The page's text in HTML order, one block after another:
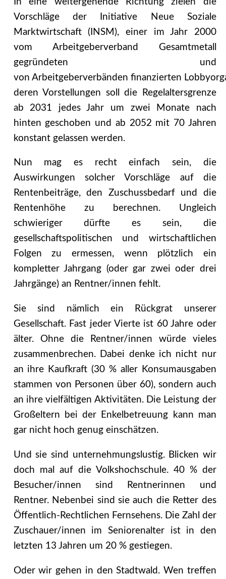
Vorschläge der Initiative Neue Soziale
Marktwirtschaft (INSM), einer im Jahr 2000
vom Arbeitgeberverband Gesamtmetall
gegründeten und
von Arbeitgeberverbänden finanzierten
deren Vorstellungen soll die Regelaltersgrenze
ab 2031 jedes Jahr um zwei Monate nach
hinten geschoben und ab 2052 mit 70 Jahren
konstant gelassen werden.
Nun mag es recht einfach sein, die
Auswirkungen solcher Vorschläge auf die
Rentenbeiträge, den Zuschussbedarf und die
Rentenhöhe zu berechnen. Ungleich
schwieriger dürfte es sein, die
gesellschaftspolitischen und wirtschaftlichen
Folgen zu ermessen, wenn plötzlich ein
kompletter Jahrgang (oder gar zwei oder drei
Jahrgänge) an Rentner/innen fehlt.
Sie sind nämlich ein Rückgrat unserer
Gesellschaft. Fast jeder Vierte ist 60 Jahre oder
älter. Ohne die Rentner/innen würde vieles
zusammenbrechen. Dabei denke ich nicht nur
an ihre Kaufkraft (30 % aller Konsumausgaben
stammen von Personen über 60), sondern auch
an ihre vielfältigen Aktivitäten. Die Leistung der
Großeltern bei der Enkelbetreuung kann man
gar nicht hoch genug einschätzen.
Und sie sind unternehmungslustig. Blicken wir
doch mal auf die Volkshochschule. 40 % der
Besucher/innen sind Rentnerinnen und
Rentner. Nebenbei sind sie auch die Retter des
Öffentlich-Rechtlichen Fernsehens. Die Zahl der
Zuschauer/innen im Seniorenalter ist in den
letzten 13 Jahren um 20 % gestiegen.
Oder wir gehen in den Stadtwald. Wen treffen